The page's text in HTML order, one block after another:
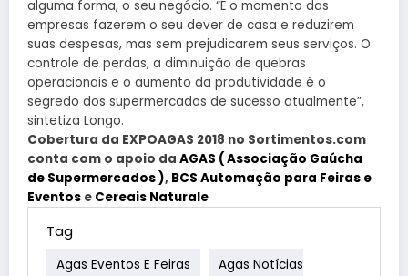
alguma forma, o seu negócio. “É o momento das
empresas fazerem o seu dever de casa e reduzirem
suas despesas, mas sem prejudicarem seus serviços. O
controle de perdas, a diminuição de quebras
operacionais e o aumento da produtividade é o
segredo dos supermercados de sucesso atualmente”,
sintetiza Longo.
Cobertura da EXPOAGAS 2018 no Sortimentos.com
conta com o apoio da AGAS ( Associação Gaúcha
de Supermercados ), BCS Automação para Feiras e
Eventos e Cereais Naturale
Tag
Agas Eventos E Feiras Agas Notícias